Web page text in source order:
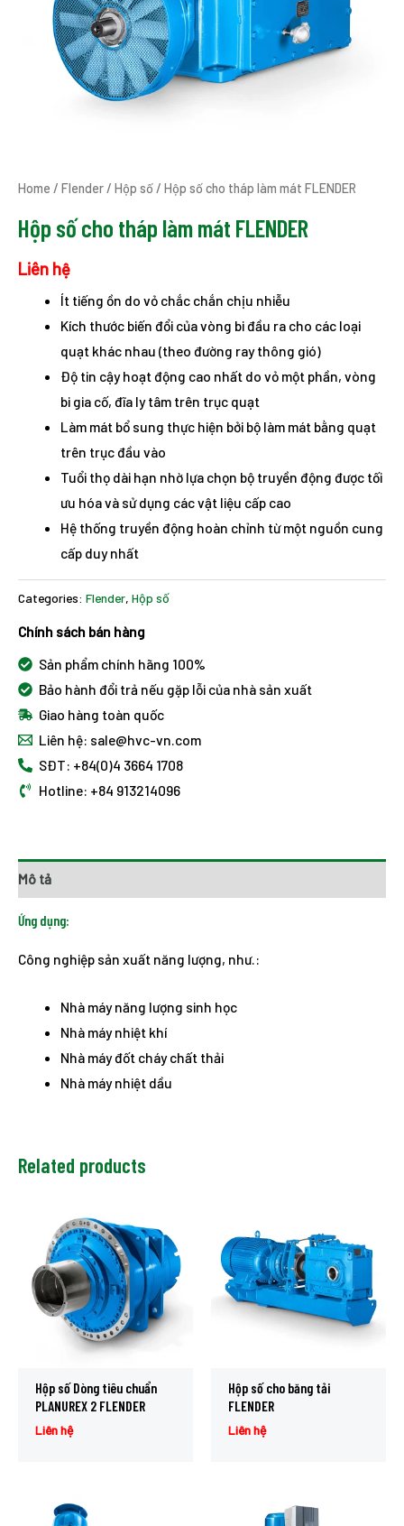
Home / Flender/ Hộp số/ Hộp số cho tháp làm mát FLENDER
Hộp số cho tháp làm mát FLENDER
Liên hệ
Ít tiếng ồn do vỏ chắc chắn chịu nhiễu
Kích thước biến đổi của vòng bi đầu ra cho các loại
quạt khác nhau (theo đường ray thông gió)
Độ tin cậy hoạt động cao nhất do vỏ một phần, vòng
bi gia cố, đĩa ly tâm trên trục quạt
Làm mát bổ sung thực hiện bởi bộ làm mát bằng quạt
trên trục đầu vào
Tuổi thọ dài hạn nhờ lựa chọn bộ truyền động được tối
ưu hóa và sử dụng các vật liệu cấp cao
Hệ thống truyền động hoàn chỉnh từ một nguồn cung
cấp duy nhất
Categories: Flender, Hộp số
Chính sách bán hàng
Sản phẩm chính hãng 100%
Bảo hành đổi trả nếu gặp lỗi của nhà sản xuất
Giao hàng toàn quốc
Liên hệ: sale@hvc-vn.com
SĐT: +84(0)4 3664 1708
Hotline: +84 913214096
Mô tả
Ứng dụng:
Công nghiệp sản xuất năng lượng, như.:
Nhà máy năng lượng sinh học
Nhà máy nhiệt khí
Nhà máy đốt cháy chất thải
Nhà máy nhiệt dầu
Related products
Hộp số Dòng tiêu chuẩn
PLANUREX 2 FLENDER
Liên hệ
Hộp số cho băng tải
FLENDER
Liên hệ